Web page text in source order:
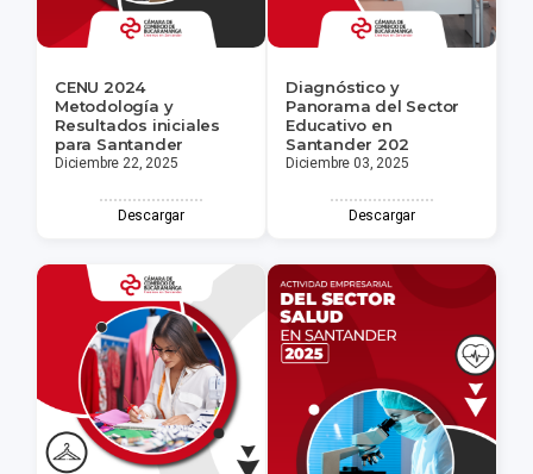
CENU 2024
Metodología y
Resultados iniciales
para Santander
Diciembre 22, 2025
Descargar
Diagnóstico y
Panorama del Sector
Educativo en
Santander 202
Diciembre 03, 2025
Descargar